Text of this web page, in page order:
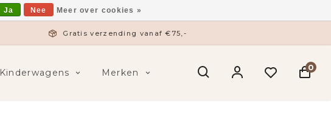
Gratis verzending vanaf €75,-
Kinderwagens Merken 0
Ja Nee Meer over cookies »